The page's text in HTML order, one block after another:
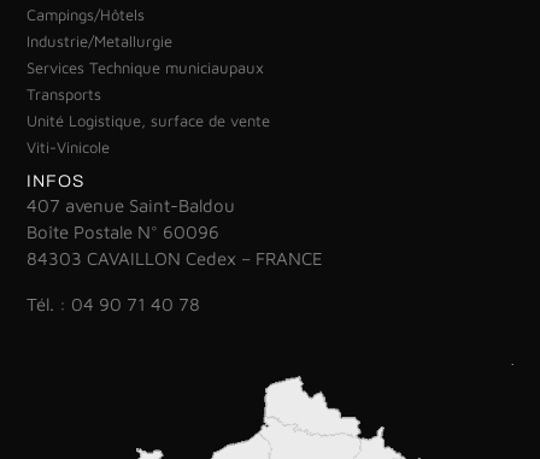
Campings/Hôtels
Industrie/Metallurgie
Services Technique municiaupaux
Transports
Unité Logistique, surface de vente
Viti-Vinicole
INFOS
407 avenue Saint-Baldou
Boîte Postale N° 60096
84303 CAVAILLON Cedex – FRANCE
Tél. : 04 90 71 40 78